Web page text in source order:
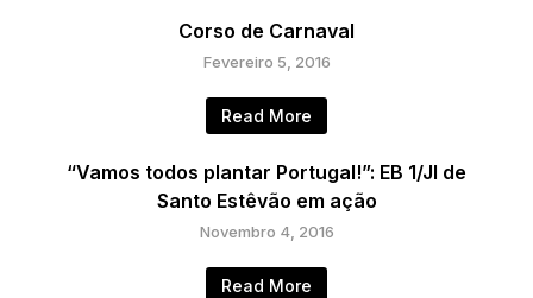
Corso de Carnaval
Fevereiro 5, 2016
Read More
“Vamos todos plantar Portugal!”: EB 1/JI de
Santo Estêvão em ação
Novembro 4, 2016
Read More